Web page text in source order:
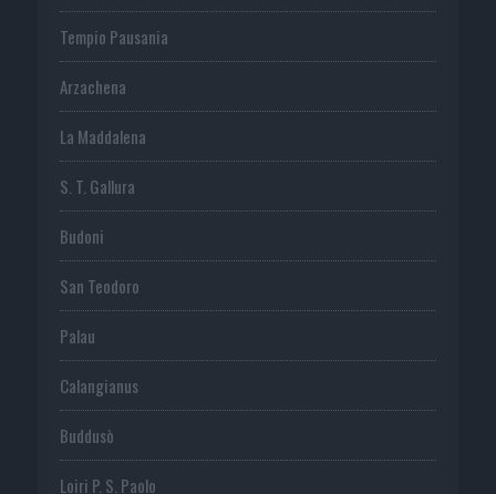
Tempio Pausania
Arzachena
La Maddalena
S. T. Gallura
Budoni
San Teodoro
Palau
Calangianus
Buddusò
Loiri P. S. Paolo